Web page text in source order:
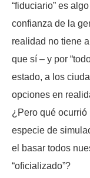
“fiduciario” es
confianza de la
realidad no tiene
que sí – y por
estado, a los
opciones en
¿Pero qué ocurrió
especie de
el basar todos
“oficializado”?